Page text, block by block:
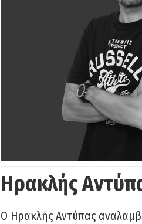
Ηρακλής
Ο Ηρακλής Αντύπας